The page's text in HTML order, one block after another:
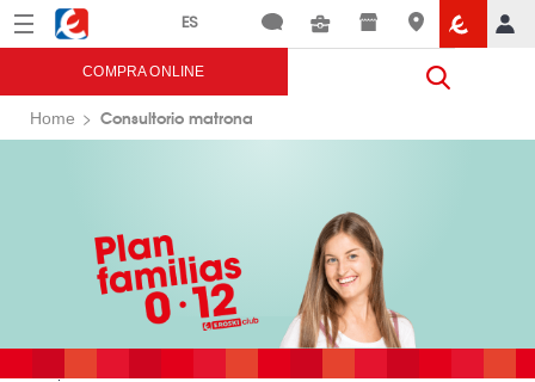
Menú Eroski
COMPRA ONLINE
Home Consultorio matrona